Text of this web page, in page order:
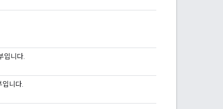
입니다.
니다.